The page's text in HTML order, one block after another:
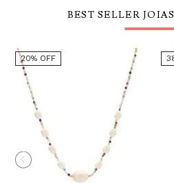
BEST SELLER
20% OFF